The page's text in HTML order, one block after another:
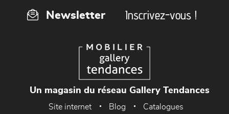
Newsletter Inscrivez-vous !
Un magasin du réseau Gallery Tendances
Site internet Blog Catalogues